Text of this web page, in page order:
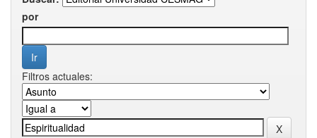
por
Filtros actuales: